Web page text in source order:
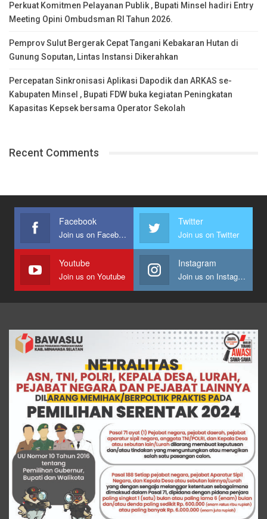
Perkuat Komitmen Pelayanan Publik , Bupati Minsel hadiri Entry
Meeting Opini Ombudsman RI Tahun 2026.
Pemprov Sulut Bergerak Cepat Tangani Kebakaran Hutan di
Gunung Soputan, Lintas Instansi Dikerahkan
Percepatan Sinkronisasi Aplikasi Dapodik dan ARKAS se-
Kabupaten Minsel , Bupati FDW buka kegiatan Peningkatan
Kapasitas Kepsek bersama Operator Sekolah
Recent Comments
Facebook
Join us on Facebook
Twitter
Join us on Twitter
Youtube
Join us on Youtube
Instagram
Join us on Instagram